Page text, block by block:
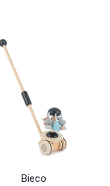
Bieco